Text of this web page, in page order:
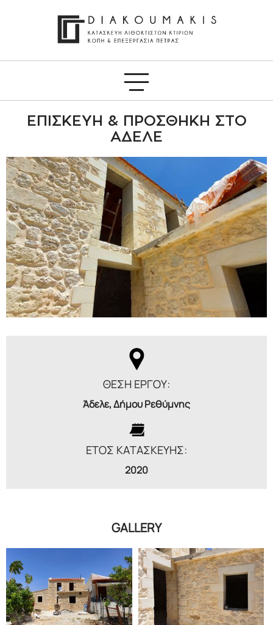
ΕΠΙΣΚΕΥΉ & ΠΡΟΣΘΉΚΗ ΣΤΟ
ΆΔΕΛΕ
ΘΕΣΗ ΕΡΓΟΥ:
Άδελε, Δήμου Ρεθύμνης
ΕΤΟΣ ΚΑΤΑΣΚΕΥΗΣ:
2020
GALLERY